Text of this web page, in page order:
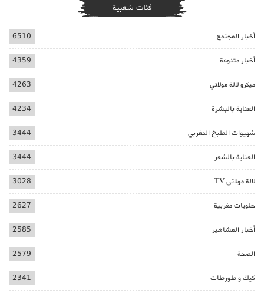
فئات شعبية
أخبار المجتمع 6510
أخبار متنوعة 4359
ميكرو لالة مولاتي 4263
العناية بالبشرة 4234
شهيوات الطبخ المغربي 3444
العناية بالشعر 3444
لالة مولاتي TV 3028
حلويات مغربية 2627
أخبار المشاهير 2585
الصحة 2579
كيك و طورطات 2341